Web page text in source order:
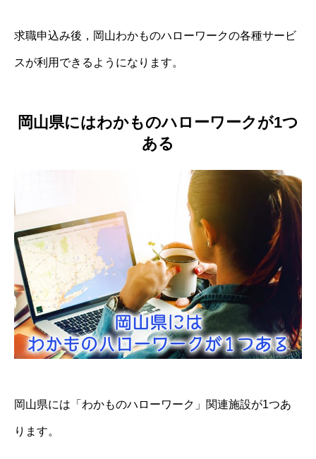
求職申込み後，岡山わかものハローワークの各種サービ
スが利用できるようになります。
岡山県にはわかものハローワークが1つ
ある
岡山県には「わかものハローワーク」関連施設が1つあ
ります。